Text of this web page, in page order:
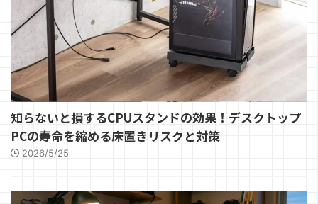
知らないと損するCPUスタンドの効果！デスクトップ
PCの寿命を縮める床置きリスクと対策
2026/5/25